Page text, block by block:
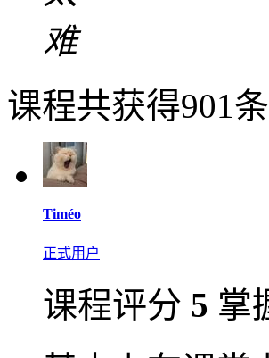
难
课程共获得901
Timéo
正式用户
课程评分 5 掌